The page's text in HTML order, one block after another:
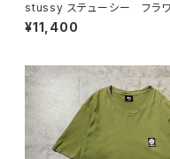
stussy ステューシー フラワ
ーグラフィック バックプリン
ト ブラック 黒 スウェット
¥11,400